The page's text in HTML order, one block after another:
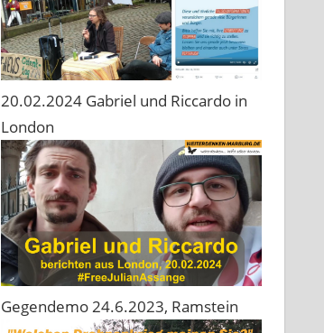
20.02.2024 Gabriel und Riccardo in
London
Gegendemo 24.6.2023, Ramstein